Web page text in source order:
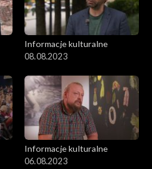
Informacje kulturalne
08.08.2023
Informacje kulturalne
06.08.2023